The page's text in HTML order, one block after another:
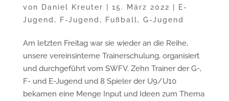
von Daniel Kreuter 15. März 2022
E-
Jugend , F-Jugend , Fußball, G-Jugend
Am letzten Freitag war sie wieder an die Reihe,
unsere vereinsinterne Trainerschulung, organisiert
und durchgeführt vom SWFV. Zehn Trainer der G-,
F- und E-Jugend und 8 Spieler der U9/U10
bekamen eine Menge Input und Ideen zum Thema